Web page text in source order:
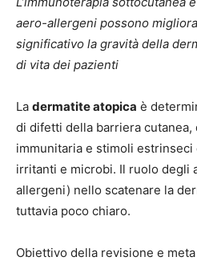
aero-allergeni possono
significativo la gravità della
di vita dei pazienti
La dermatite atopica è
di difetti della barriera cutanea,
immunitaria e stimoli estrinseci
irritanti e microbi. Il ruolo degli
allergeni) nello scatenare la
tuttavia poco chiaro.
Obiettivo della revisione e